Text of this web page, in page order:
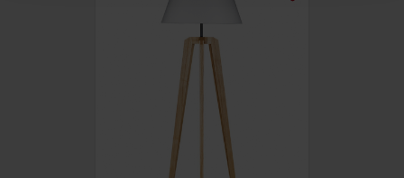
korzystasz z naszej witryny, udostępniamy partnerom
społecznościowym, reklamowym i analitycznym.
Partnerzy mogą połączyć te informacje z innymi danymi
otrzymanymi od Ciebie lub uzyskanymi podczas